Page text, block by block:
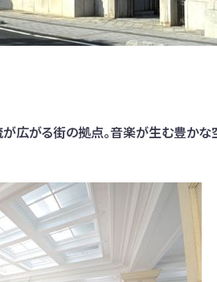
広がる街の拠点。音楽が生む豊か